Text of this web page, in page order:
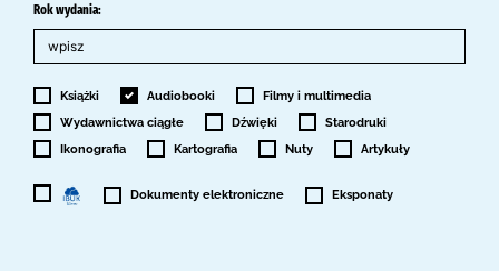
Rok wydania:
Książki Audiobooki
Filmy i multimedia
Wydawnictwa ciągłe
Dźwięki
Starodruki
Ikonografia
Kartografia Nuty Artykuły
Dokumenty elektroniczne Eksponaty